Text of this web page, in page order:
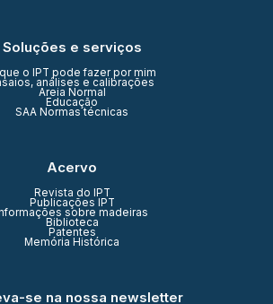
Soluções e serviços
o IPT pode fazer por mim
análises e calibrações
Areia Normal
Educação
SAA Normas técnicas
Acervo
Revista do IPT
Publicações IPT
sobre madeiras
Biblioteca
Patentes
Memória Histórica
se na nossa newsletter